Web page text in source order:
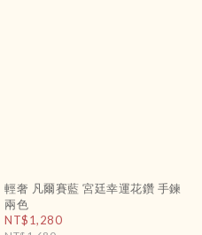
輕奢 凡爾賽藍 宮廷幸運花鑽 手鍊
兩色
NT$1,280